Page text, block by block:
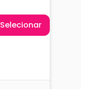
Selecionar